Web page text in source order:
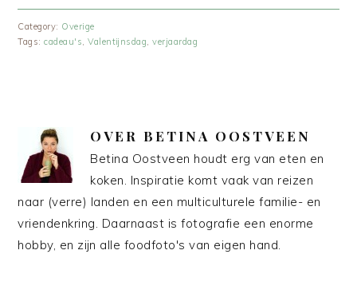
Category: Overige
Tags:cadeau's ,Valentijnsdag ,verjaardag
OVER BETINA OOSTVEEN
Betina Oostveen houdt erg van eten en
koken. Inspiratie komt vaak van reizen
naar (verre) landen en een multiculturele familie- en
vriendenkring. Daarnaast is fotografie een enorme
hobby, en zijn alle foodfoto's van eigen hand.